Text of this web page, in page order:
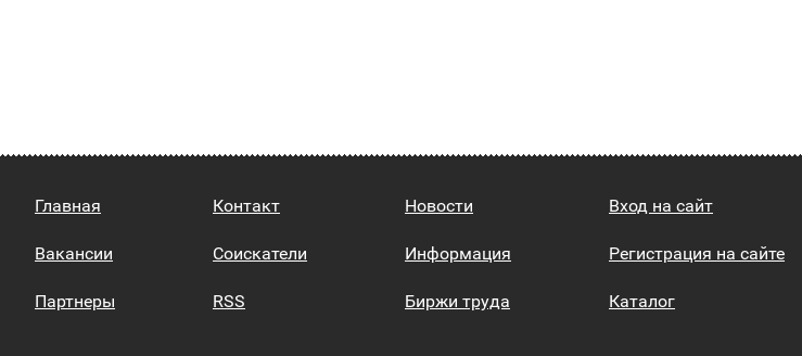
Главная
Вакансии
Партнеры
Контакт
Соискатели
RSS
Новости
Информация
Биржи труда
Вход на сайт
Регистрация на сайте
Каталог